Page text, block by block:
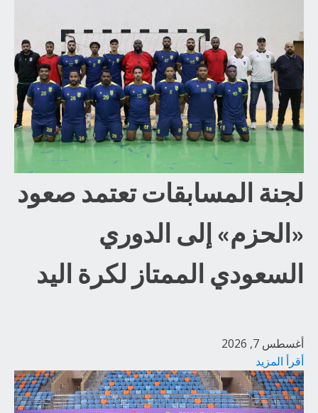
لجنة المسابقات تعتمد صعود
«الحزم» إلى الدوري
السعودي الممتاز لكرة اليد
أغسطس 7, 2026
أقرأ المزيد